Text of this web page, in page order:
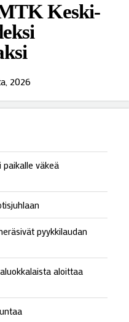
Keski-
2026
paikalle väkeä
pyykkilaudan
aloittaa